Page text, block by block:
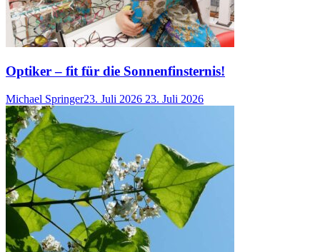
Optiker – fit für die Sonnenfinsternis!
Michael Springer23. Juli 2026 23. Juli 2026